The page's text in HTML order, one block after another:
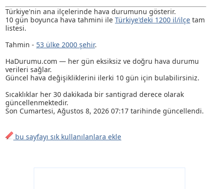
Türkiye'nin ana ilçelerinde hava durumunu gösterir.
10 gün boyunca hava tahmini ileTürkiye'deki 1200 il/ilçe tam
listesi.
Tahmin - 53 ülke 2000 şehir.
HaDurumu.com — her gün eksiksiz ve doğru hava durumu
verileri sağlar.
Güncel hava değişikliklerini ilerki 10 gün için bulabilirsiniz.
Sıcaklıklar her 30 dakikada bir santigrad derece olarak
güncellenmektedir.
Son Cumartesi, Ağustos 8, 2026 07:17 tarihinde güncellendi.
bu sayfayı sık kullanılanlara ekle